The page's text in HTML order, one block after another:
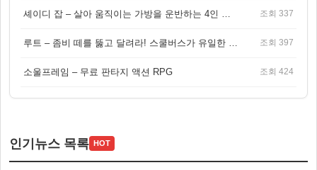
조회 337
조회 397
소울프레임 – 무료 판타지 액션 RPG 조회 424
인기뉴스 목록 HOT